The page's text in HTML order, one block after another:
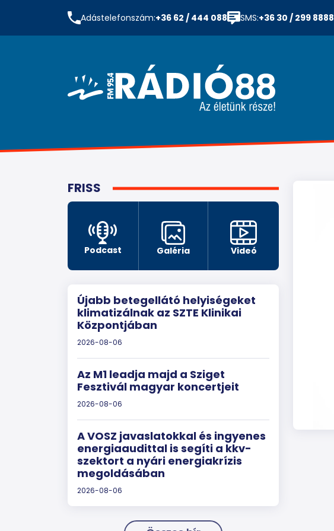
Adástelefonszám:+36 62 / 444 088 SMS:+36 30 / 299 8888
FRISS
Podcast Galéria Videó
Újabb betegellátó helyiségeket
klimatizálnak az SZTE Klinikai
Központjában
2026-08-06
Az M1 leadja majd a Sziget
Fesztivál magyar koncertjeit
2026-08-06
A VOSZ javaslatokkal és ingyenes
energiaaudittal is segíti a kkv-
szektort a nyári energiakrízis
megoldásában
2026-08-06